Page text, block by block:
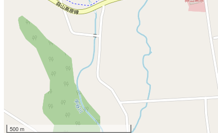
500 m